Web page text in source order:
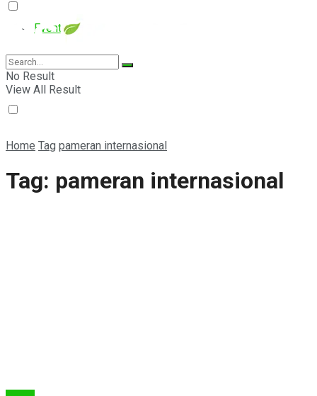
Event
E-Magazine
No Result
View All Result
Home Tag pameran internasional
Tag: pameran internasional